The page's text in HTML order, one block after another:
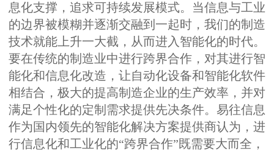
息化支撑，追求可持续发展模式。当信息与工业
的边界被模糊并逐渐交融到一起时，我们的制造
技术就能上升一大截，从而进入智能化的时代。
要在传统的制造业中进行跨界合作，对其进行智
能化和信息化改造，让自动化设备和智能化软件
相结合，极大的提高制造企业的生产效率，并对
满足个性化的定制需求提供先决条件。易往信息
作为国内领先的智能化解决方案提供商认为，进
行信息化和工业化的“跨界合作”既需要大而全，